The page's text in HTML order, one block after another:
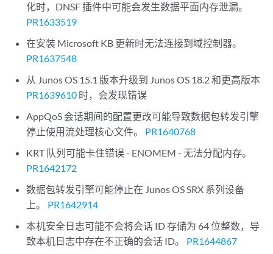
化时，DNSF 插件中可能会发生数据平面内存泄漏。
PR1633519
在安装 Microsoft KB 更新时无法连接到域控制器。
PR1637548
从 Junos OS 15.1 版本升级到 Junos OS 18.2 和更高版本
PR1639610 时，会发现错误
AppQoS 会话期间的配置更改可能导致数据包转发引擎
停止使用流处理核心文件。 PR1640768
KRT 队列可能卡住错误 - ENOMEM - 无法分配内存。
PR1642172
数据包转发引擎可能停止在 Junos OS SRX 系列设备
上。 PR1642914
本机安全日志可能不会将会话 ID 存储为 64 位整数，导
致本机日志中存在不正确的会话 ID。 PR1644867